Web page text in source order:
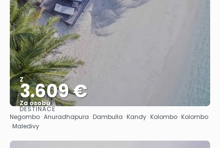
Z
3.609 €
Za osobu
Zobrazit
DESTINACE
Negombo · Anuradhapura · Dambulla · Kandy · Kolombo · Kolombo
· Maledivy